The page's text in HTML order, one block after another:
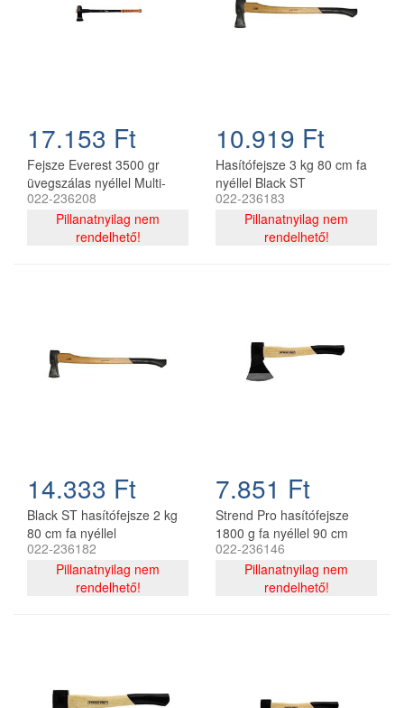
17.153 Ft
Fejsze Everest 3500 gr
üvegszálas nyéllel Multi-
Neck
022-236208
Pillanatnyilag nem
rendelhető!
10.919 Ft
Hasítófejsze 3 kg 80 cm fa
nyéllel Black ST
022-236183
Pillanatnyilag nem
rendelhető!
14.333 Ft
Black ST hasítófejsze 2 kg
80 cm fa nyéllel
022-236182
Pillanatnyilag nem
rendelhető!
7.851 Ft
Strend Pro hasítófejsze
1800 g fa nyéllel 90 cm
A613
022-236146
Pillanatnyilag nem
rendelhető!